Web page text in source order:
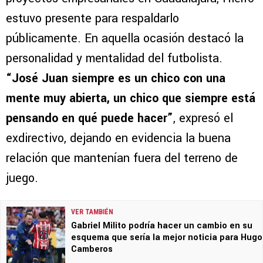
estuvo presente para respaldarlo
públicamente. En aquella ocasión destacó la
personalidad y mentalidad del futbolista.
“José Juan siempre es un chico con una
mente muy abierta, un chico que siempre está
pensando en qué puede hacer”, expresó el
exdirectivo, dejando en evidencia la buena
relación que mantenían fuera del terreno de
juego.
VER TAMBIÉN
Gabriel Milito podría hacer un cambio en su
esquema que sería la mejor noticia para Hugo
Camberos